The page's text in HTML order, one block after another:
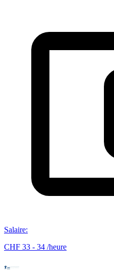
Salaire:
CHF 33 - 34 /heure